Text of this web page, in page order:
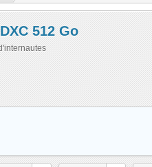
512 Go